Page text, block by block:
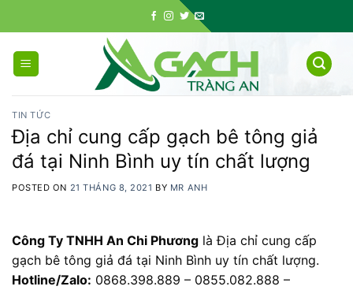
to
content
TIN TỨC
Địa chỉ cung cấp gạch bê tông giả
đá tại Ninh Bình uy tín chất lượng
POSTED ON 21 THÁNG 8, 2021 BY MR ANH
Công Ty TNHH An Chi Phương là Địa chỉ cung cấp
gạch bê tông giả đá tại Ninh Bình uy tín chất lượng.
Hotline/Zalo: 0868.398.889 – 0855.082.888 –